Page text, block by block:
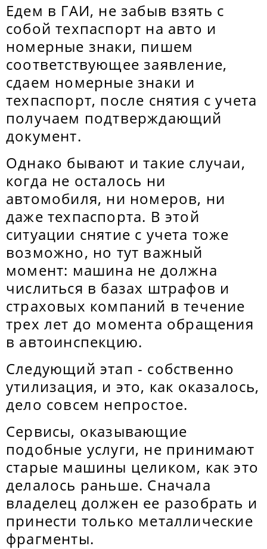
Едем в ГАИ, не забыв взять с
собой техпаспорт на авто и
номерные знаки, пишем
соответствующее заявление,
сдаем номерные знаки и
техпаспорт, после снятия с учета
получаем подтверждающий
документ.
Однако бывают и такие случаи,
когда не осталось ни
автомобиля, ни номеров, ни
даже техпаспорта. В этой
ситуации снятие с учета тоже
возможно, но тут важный
момент: машина не должна
числиться в базах штрафов и
страховых компаний в течение
трех лет до момента обращения
в автоинспекцию.
Следующий этап - собственно
утилизация, и это, как оказалось,
дело совсем непростое.
Сервисы, оказывающие
подобные услуги, не принимают
старые машины целиком, как это
делалось раньше. Сначала
владелец должен ее разобрать и
принести только металлические
фрагменты.